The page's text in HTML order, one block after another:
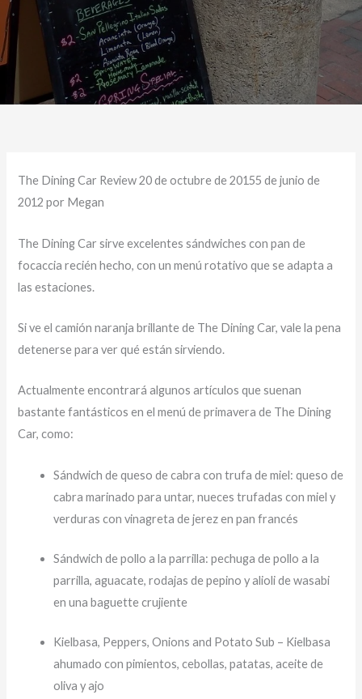
The Dining Car Review 20 de octubre de 20155 de junio de
2012 por Megan
The Dining Car sirve excelentes sándwiches con pan de
focaccia recién hecho, con un menú rotativo que se adapta a
las estaciones.
Si ve el camión naranja brillante de The Dining Car, vale la pena
detenerse para ver qué están sirviendo.
Actualmente encontrará algunos artículos que suenan
bastante fantásticos en el menú de primavera de The Dining
Car, como:
Sándwich de queso de cabra con trufa de miel: queso de
cabra marinado para untar, nueces trufadas con miel y
verduras con vinagreta de jerez en pan francés
Sándwich de pollo a la parrilla: pechuga de pollo a la
parrilla, aguacate, rodajas de pepino y alioli de wasabi
en una baguette crujiente
Kielbasa, Peppers, Onions and Potato Sub – Kielbasa
ahumado con pimientos, cebollas, patatas, aceite de
oliva y ajo